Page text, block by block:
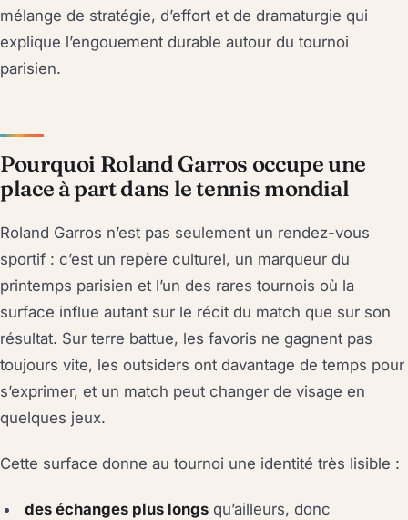
mélange de stratégie, d’effort et de dramaturgie qui
explique l’engouement durable autour du tournoi
parisien.
Pourquoi Roland Garros occupe une
place à part dans le tennis mondial
Roland Garros n’est pas seulement un rendez-vous
sportif : c’est un repère culturel, un marqueur du
printemps parisien et l’un des rares tournois où la
surface influe autant sur le récit du match que sur son
résultat. Sur terre battue, les favoris ne gagnent pas
toujours vite, les outsiders ont davantage de temps pour
s’exprimer, et un match peut changer de visage en
quelques jeux.
Cette surface donne au tournoi une identité très lisible :
des échanges plus longs qu’ailleurs, donc